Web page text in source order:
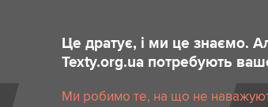
Це дратує, і ми це знаємо.
Texty.org.ua потребують
Ми робимо те, на що не